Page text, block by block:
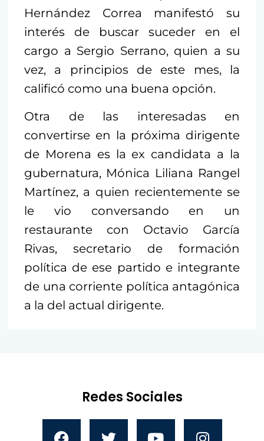
Hernández Correa manifestó su
interés de buscar suceder en el
cargo a Sergio Serrano, quien a su
vez, a principios de este mes, la
calificó como una buena opción.
Otra de las interesadas en
convertirse en la próxima dirigente
de Morena es la ex candidata a la
gubernatura, Mónica Liliana Rangel
Martínez, a quien recientemente se
le vio conversando en un
restaurante con Octavio García
Rivas, secretario de formación
política de ese partido e integrante
de una corriente política antagónica
a la del actual dirigente.
Redes Sociales